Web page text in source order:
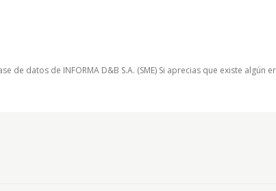
de datos de INFORMA D&B S.A. (SME) Si aprecias que existe